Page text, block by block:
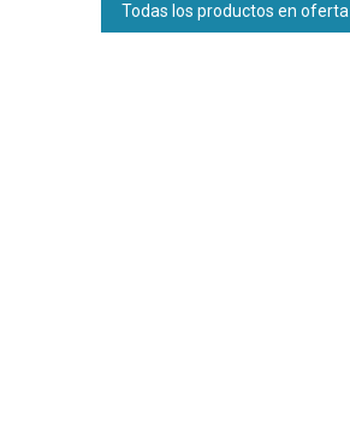
Todas los productos en oferta